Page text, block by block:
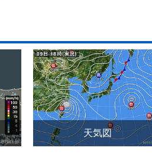
天気図